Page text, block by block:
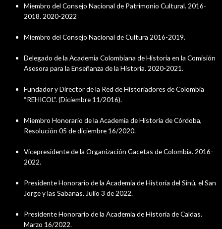
Miembro del Consejo Nacional de Patrimonio Cultural. 2016-
2018. 2020-2022
Miembro del Consejo Nacional de Cultura 2016-2019.
Delegado de la Academia Colombiana de Historia en la Comisión
Asesora para la Enseñanza de la Historia. 2020-2021.
Fundador y Director de la Red de Historiadores de Colombia
“REHICOL”. (Diciembre 11/2016).
Miembro Honorario de la Academia de Historia de Córdoba,
Resolución 05 de diciembre 16/2020.
Vicepresidente de la Organización Gacetas de Colombia. 2016-
2022.
Presidente Honorario de la Academia de Historia del Sinú, el San
Jorge y las Sabanas. Julio 3 de 2022.
Presidente Honorario de la Academia de Historia de Caldas.
Marzo 16/2022.